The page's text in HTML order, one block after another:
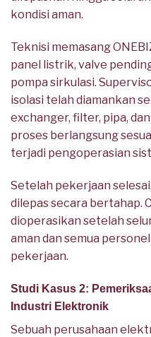
kondisi aman.
Teknisi memasang
panel listrik, valve
pompa sirkulasi.
isolasi telah diamankan
exchanger, filter, pipa,
proses berlangsung
terjadi pengoperasian
Setelah pekerjaan
dilepas secara bertahap.
dioperasikan setelah
aman dan semua
pekerjaan.
Studi Kasus 2:
Industri Elektronik
Sebuah perusahaan